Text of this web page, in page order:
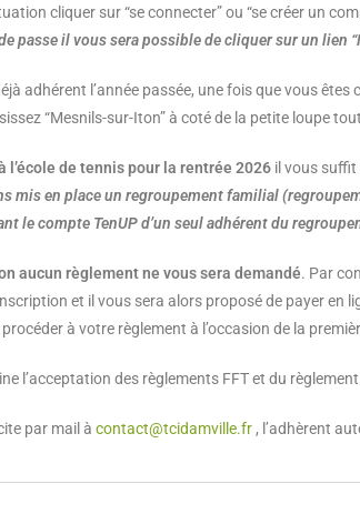
cliquer sur “se connecter” ou “se créer un
passe il vous sera possible de cliquer sur un lien
adhérent l’année passée, une fois que vous êtes
“Mesnils-sur-Iton” à coté de la petite loupe
l’école de tennis pour la rentrée 2026 il vous suffit
mis en place un regroupement familial
le compte TenUP d’un seul adhérent du
aucun règlement ne vous sera demandé. Par
et il vous sera alors proposé de payer en
à votre règlement à l’occasion de la
l’acceptation des règlements FFT et du
par mail à contact@tcidamville.fr , l’adhèrent